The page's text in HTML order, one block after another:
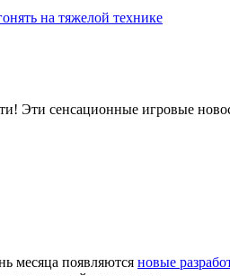
на тяжелой технике
Эти сенсационные игровые
месяца появляются новые